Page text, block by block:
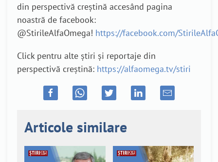
din perspectivă creștină accesând pagina
noastră de facebook:
@StirileAlfaOmega! https://facebook.com/
Click pentru alte știri și reportaje din
perspectivă creștină: https://alfaomega.tv/stiri
Articole similare